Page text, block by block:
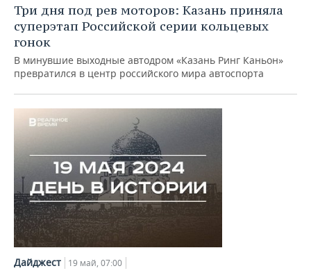
Три дня под рев моторов: Казань приняла
суперэтап Российской серии кольцевых
гонок
В минувшие выходные автодром «Казань Ринг Каньон»
превратился в центр российского мира автоспорта
Дайджест 19 май, 07:00